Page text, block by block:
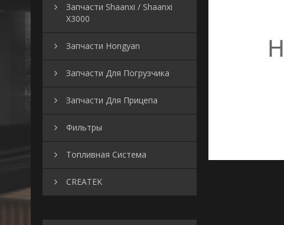
Запчасти Shaanxi / Shaanxi
X3000
Запчасти Hongyan
Запчасти Для Погрузчика
Запчасти Для Прицепа
Фильтры
Топливная Система
CREATEK